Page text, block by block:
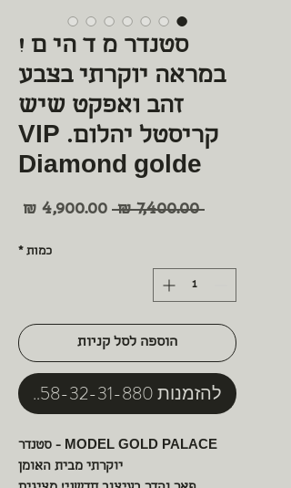
סטנדר מ ד הי ם !
במראה יוקרתי בצבע
זהב ואפקט שיש
קריסטל יהלום. VIP
Diamond golde
‏7,400.00 ‏₪
מחיר
כמות *
הוספה לסל קניות
להזמנות 058-32-31-880
MODEL GOLD PALACE - סטנדר
יוקרתי מבית האומן